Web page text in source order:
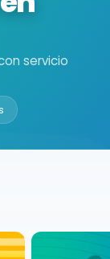
servicio